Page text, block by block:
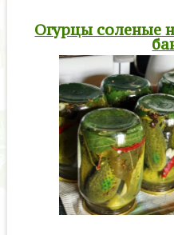
Огурцы соленые